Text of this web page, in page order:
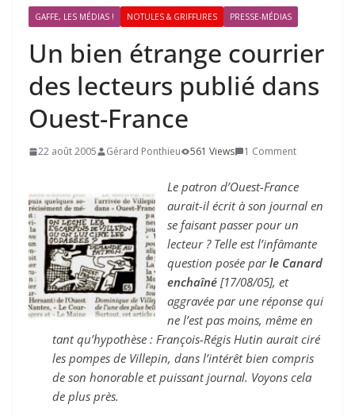
GAFFE, LES MÉDIAS ! NOTULES & GRIFFURES PRESSE-MÉDIAS
Un bien étrange courrier
des lecteurs publié dans
Ouest-France
22 août 2005 Gérard Ponthieu 561 Views 1 Comment
Le patron d’Ouest-France
aurait-il écrit à son journal en
se faisant passer pour un
lecteur ? Telle est l’infâmante
question posée parle Canard
enchaîné [17/08/05], et
aggravée par une réponse qui
ne l’est pas moins, même en
tant qu’hypothèse : François-Régis Hutin aurait ciré
les pompes de Villepin, dans l’intérêt bien compris
de son honorable et puissant journal. Voyons cela
de plus près.